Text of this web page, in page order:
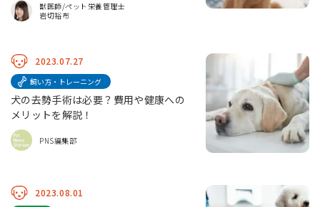
獣医師/ペット栄養管理士
岩切裕布
2023.07.27
飼い方・トレーニング
犬の去勢手術は必要？費用や健康への
メリットを解説！
PNS編集部
2023.08.01